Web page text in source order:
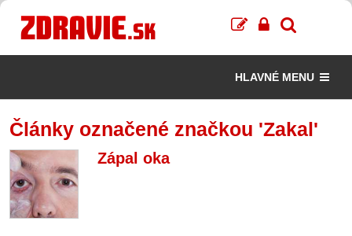
HLAVNÉ MENU
Články označené značkou 'Zakal'
Zápal oka